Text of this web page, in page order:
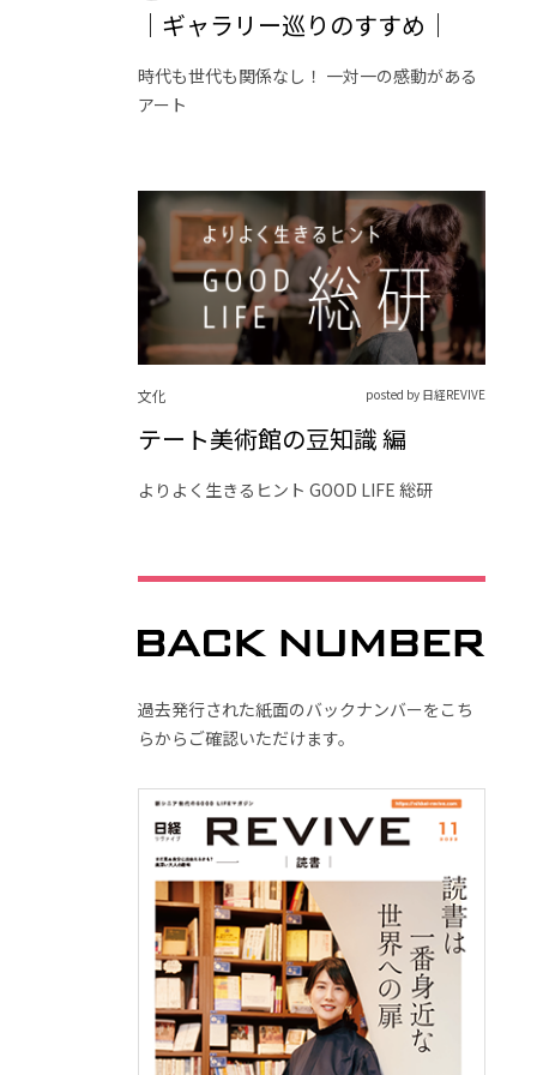
｜ギャラリー巡りのすすめ｜
時代も世代も関係なし！ 一対一の感動がある
アート
文化 posted by 日経REVIVE
テート美術館の豆知識 編
よりよく生きるヒント GOOD LIFE 総研
過去発行された紙面のバックナンバーをこち
らからご確認いただけます。